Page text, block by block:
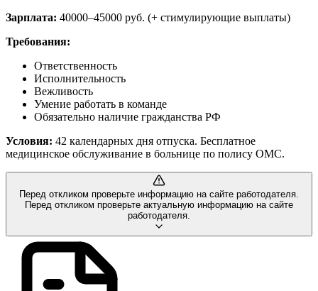
Зарплата: 40000–45000 руб. (+ стимулирующие выплаты)
Требования:
Ответственность
Исполнительность
Вежливость
Умение работать в команде
Обязательно наличие гражданства РФ
Условия: 42 календарных дня отпуска. Бесплатное
медицинское обслуживание в больнице по полису ОМС.
Перед откликом проверьте информацию на сайте работодателя.
Перед откликом проверьте актуальную информацию на сайте
работодателя.